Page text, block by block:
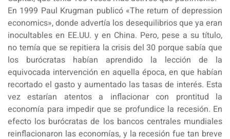
En 1999 Paul Krugman publicó «The return of depression
economics», donde advertía los desequilibrios que ya eran
inocultables en EE.UU. y en China. Pero, pese a su título,
no temía que se repitiera la crisis del 30 porque sabía que
los burócratas habían aprendido la lección de la
equivocada intervención en aquella época, en que habían
recortado el gasto y aumentado las tasas de interés. Esta
vez estarían atentos a inflacionar con prontitud la
economía para impedir que se profundice la recesión. En
efecto los burócratas de los bancos centrales mundiales
reinflacionaron las economías, y la recesión fue tan breve